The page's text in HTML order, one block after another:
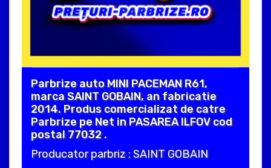
Parbrize auto MINI PACEMAN R61,
marca SAINT GOBAIN, an fabricatie
2014. Produs comercializat de catre
Parbrize pe Net in PASAREA ILFOV cod
postal 77032 .
Producator parbriz : SAINT GOBAIN